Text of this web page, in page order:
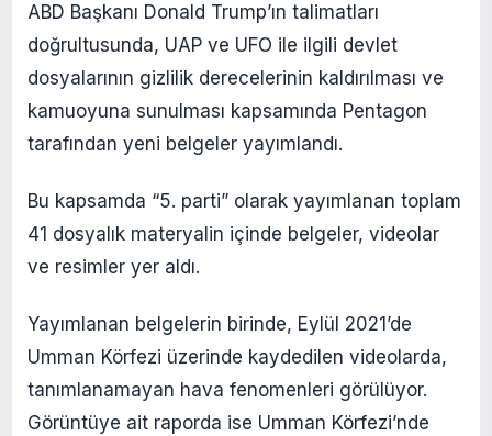
ABD Başkanı Donald Trump’ın talimatları
doğrultusunda, UAP ve UFO ile ilgili devlet
dosyalarının gizlilik derecelerinin kaldırılması ve
kamuoyuna sunulması kapsamında Pentagon
tarafından yeni belgeler yayımlandı.
Bu kapsamda “5. parti” olarak yayımlanan toplam
41 dosyalık materyalin içinde belgeler, videolar
ve resimler yer aldı.
Yayımlanan belgelerin birinde, Eylül 2021’de
Umman Körfezi üzerinde kaydedilen videolarda,
tanımlanamayan hava fenomenleri görülüyor.
Görüntüye ait raporda ise Umman Körfezi’nde